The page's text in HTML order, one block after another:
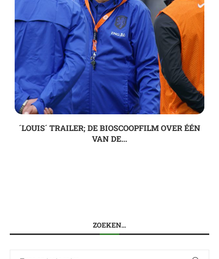
´LOUIS´ TRAILER; DE BIOSCOOPFILM OVER ÉÉN
VAN DE...
ZOEKEN…